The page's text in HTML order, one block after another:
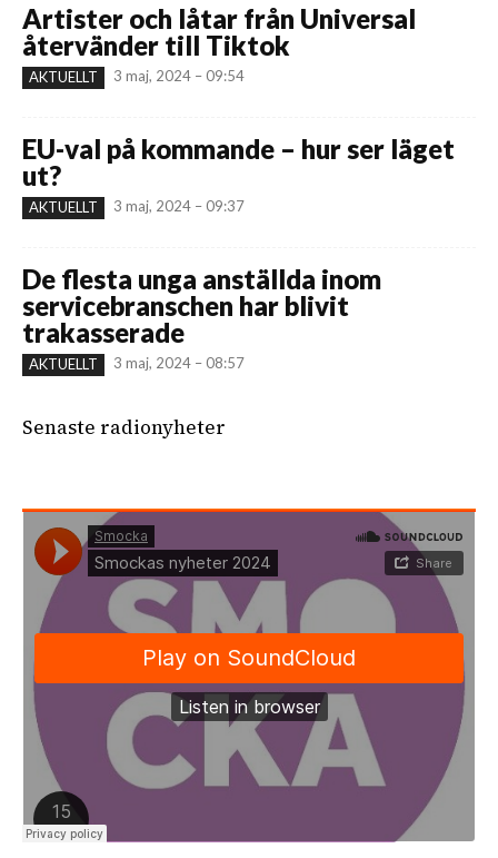
Artister och låtar från Universal
återvänder till Tiktok
AKTUELLT 3 maj, 2024 – 09:54
EU-val på kommande – hur ser läget
ut?
AKTUELLT 3 maj, 2024 – 09:37
De flesta unga anställda inom
servicebranschen har blivit
trakasserade
AKTUELLT 3 maj, 2024 – 08:57
Senaste radionyheter